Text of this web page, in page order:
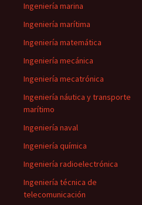
Ingeniería marina
Ingeniería marítima
Ingeniería matemática
Ingeniería mecánica
Ingeniería mecatrónica
Ingeniería náutica y transporte
marítimo
Ingeniería naval
Ingeniería química
Ingeniería radioelectrónica
Ingeniería técnica de
telecomunicación